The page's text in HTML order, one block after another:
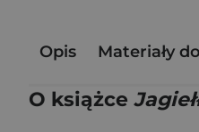
Opis Materiały
O książce